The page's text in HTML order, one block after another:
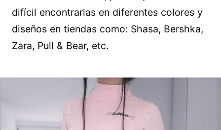
difícil encontrarlas en diferentes colores y
diseños en tiendas como: Shasa, Bershka,
Zara, Pull & Bear, etc.